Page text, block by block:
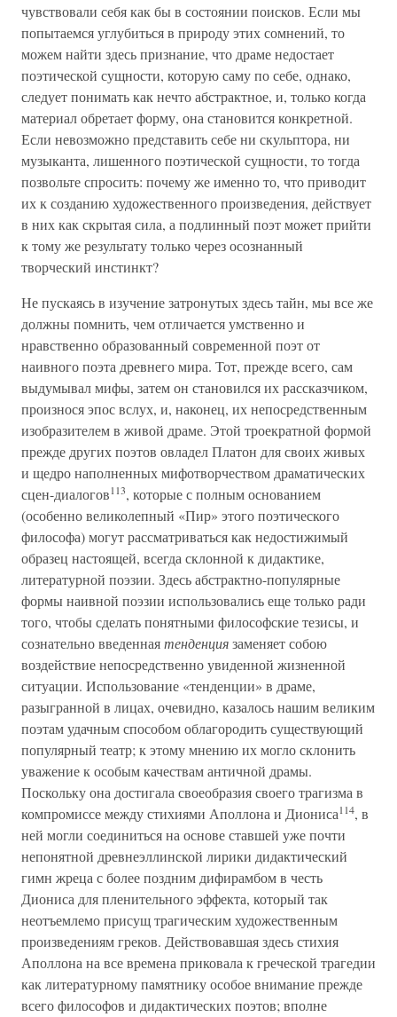
чувствовали себя как бы в состоянии поисков. Если мы
попытаемся углубиться в природу этих сомнений, то
можем найти здесь признание, что драме недостает
поэтической сущности, которую саму по себе, однако,
следует понимать как нечто абстрактное, и, только когда
материал обретает форму, она становится конкретной.
Если невозможно представить себе ни скульптора, ни
музыканта, лишенного поэтической сущности, то тогда
позвольте спросить: почему же именно то, что приводит
их к созданию художественного произведения, действует
в них как скрытая сила, а подлинный поэт может прийти
к тому же результату только через осознанный
творческий инстинкт?
Не пускаясь в изучение затронутых здесь тайн, мы все же
должны помнить, чем отличается умственно и
нравственно образованный современной поэт от
наивного поэта древнего мира. Тот, прежде всего, сам
выдумывал мифы, затем он становился их рассказчиком,
произнося эпос вслух, и, наконец, их непосредственным
изобразителем в живой драме. Этой троекратной формой
прежде других поэтов овладел Платон для своих живых
и щедро наполненных мифотворчеством драматических
сцен-диалогов113, которые с полным основанием
(особенно великолепный «Пир» этого поэтического
философа) могут рассматриваться как недостижимый
образец настоящей, всегда склонной к дидактике,
литературной поэзии. Здесь абстрактно-популярные
формы наивной поэзии использовались еще только ради
того, чтобы сделать понятными философские тезисы, и
сознательно введеннаятенденциязаменяет собою
воздействие непосредственно увиденной жизненной
ситуации. Использование «тенденции» в драме,
разыгранной в лицах, очевидно, казалось нашим великим
поэтам удачным способом облагородить существующий
популярный театр; к этому мнению их могло склонить
уважение к особым качествам античной драмы.
Поскольку она достигала своеобразия своего трагизма в
компромиссе между стихиями Аполлона и Диониса114, в
ней могли соединиться на основе ставшей уже почти
непонятной древнеэллинской лирики дидактический
гимн жреца с более поздним дифирамбом в честь
Диониса для пленительного эффекта, который так
неотъемлемо присущ трагическим художественным
произведениям греков. Действовавшая здесь стихия
Аполлона на все времена приковала к греческой трагедии
как литературному памятнику особое внимание прежде
всего философов и дидактических поэтов; вполне